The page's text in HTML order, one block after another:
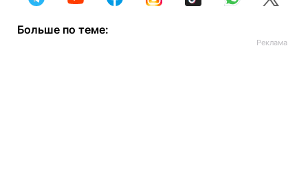
Больше по теме: